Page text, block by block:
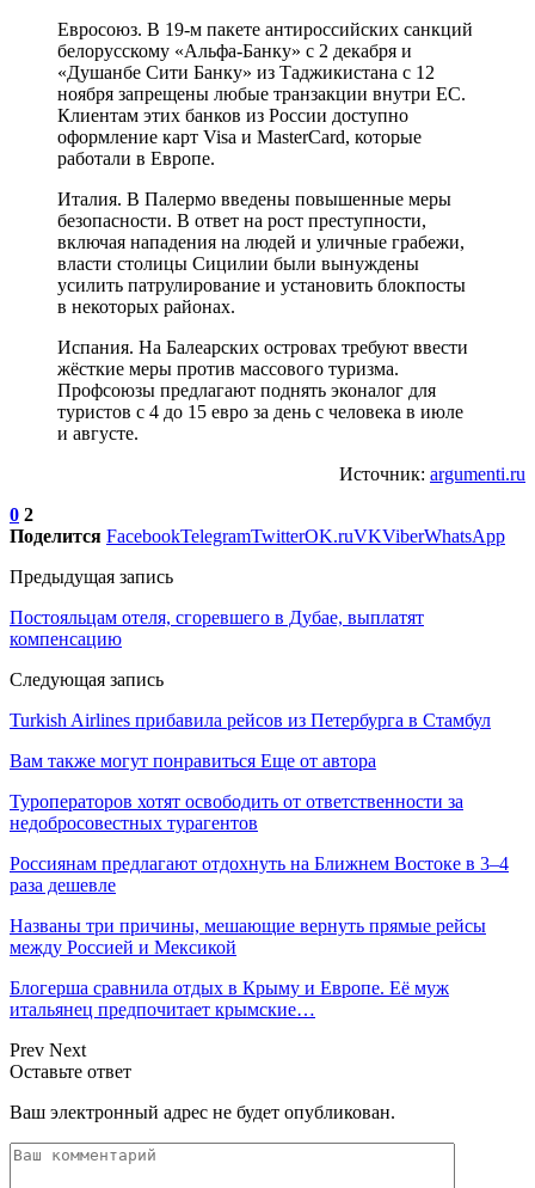
Евросоюз. В 19-м пакете антироссийских санкций
белорусскому «Альфа-Банку» с 2 декабря и
«Душанбе Сити Банку» из Таджикистана с 12
ноября запрещены любые транзакции внутри ЕС.
Клиентам этих банков из России доступно
оформление карт Visa и MasterCard, которые
работали в Европе.
Италия. В Палермо введены повышенные меры
безопасности. В ответ на рост преступности,
включая нападения на людей и уличные грабежи,
власти столицы Сицилии были вынуждены
усилить патрулирование и установить блокпосты
в некоторых районах.
Испания. На Балеарских островах требуют ввести
жёсткие меры против массового туризма.
Профсоюзы предлагают поднять эконалог для
туристов с 4 до 15 евро за день с человека в июле
и августе.
Источник: argumenti.ru
0 2
Поделится FacebookTelegramTwitterOK.ruVKViberWhatsApp
Предыдущая запись
Постояльцам отеля, сгоревшего в Дубае, выплатят
компенсацию
Следующая запись
Turkish Airlines прибавила рейсов из Петербурга в Стамбул
Вам также могут понравиться Еще от автора
Туроператоров хотят освободить от ответственности за
недобросовестных турагентов
Россиянам предлагают отдохнуть на Ближнем Востоке в 3–4
раза дешевле
Названы три причины, мешающие вернуть прямые рейсы
между Россией и Мексикой
Блогерша сравнила отдых в Крыму и Европе. Её муж
итальянец предпочитает крымские…
Prev Next
Оставьте ответ
Ваш электронный адрес не будет опубликован.